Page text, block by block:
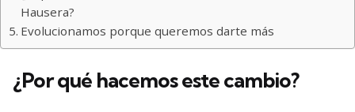
Hausera?
Evolucionamos porque queremos darte más
¿Por qué hacemos este cambio?